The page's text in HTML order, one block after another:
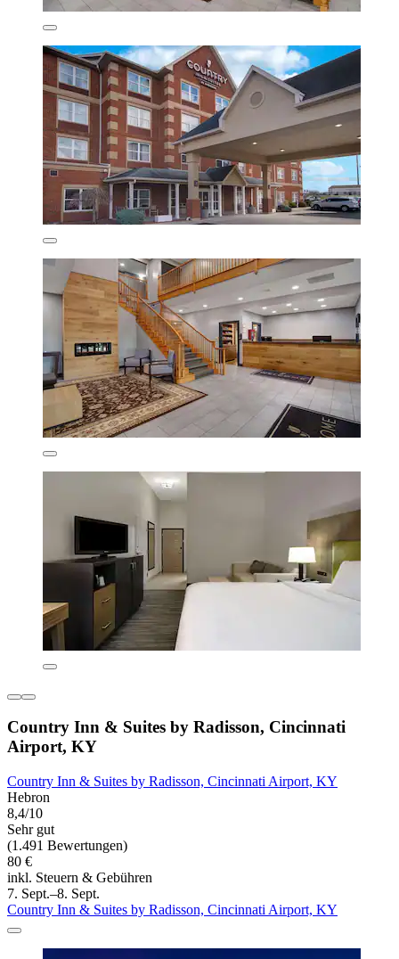
Country Inn & Suites by Radisson, Cincinnati
Airport, KY
Country Inn & Suites by Radisson, Cincinnati Airport, KY
Hebron
8,4/10
Sehr gut
(1.491 Bewertungen)
80 €
inkl. Steuern & Gebühren
7. Sept.–8. Sept.
Country Inn & Suites by Radisson, Cincinnati Airport, KY